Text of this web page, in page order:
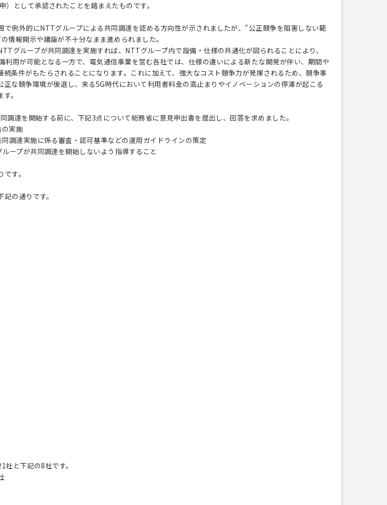
として承認されたことを踏まえたものです。
で例外的にNTTグループによる共同調達を認める方向性が示されましたが、"公正競争を阻害しない範
情報開示や議論が不十分なまま進められました。
グループが共同調達を実施すれば、NTTグループ内で設備・仕様の共通化が図られることにより、
利用が可能となる一方で、電気通信事業を営む各社では、仕様の違いによる新たな開発が伴い、期間や
条件がもたらされることになります。これに加えて、強大なコスト競争力が発揮されるため、競争事
な競争環境が後退し、来る5G時代において利用者料金の高止まりやイノベーションの停滞が起こる
。
調達を開始する前に、下記3点について総務省に意見申出書を提出し、回答を求めました。
実施
調達実施に係る審査・認可基準などの運用ガイドラインの策定
ープが共同調達を開始しないよう指導すること
です。
の通りです。
と下記の8社です。